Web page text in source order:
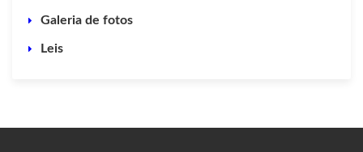
Galeria de fotos
Leis